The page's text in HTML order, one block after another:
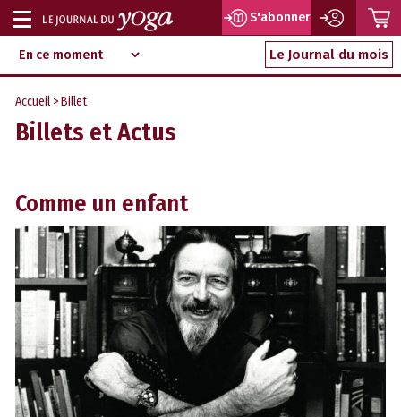
Aller
au
contenu
d‘information
indépendant
Afficher
ou
masquer
la
navigation
S'abonner
Le Journal du mois
Accueil >Billet
Billets et Actus
Comme un enfant